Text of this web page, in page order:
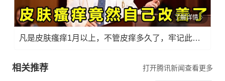
了解详情
凡是皮肤瘙痒1月以上，不管皮痒多久了，牢记此法，快！准！狠！
相关推荐 打开腾讯新闻查看更多